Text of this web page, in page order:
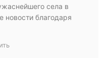
села в
новости благодаря